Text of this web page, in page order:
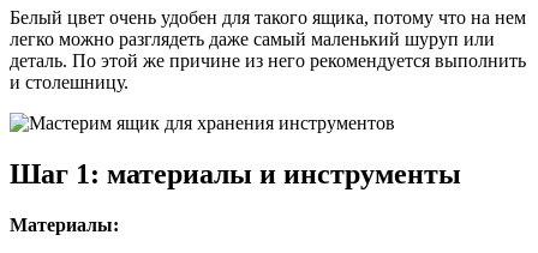
Белый цвет очень удобен для такого ящика, потому что на нем
легко можно разглядеть даже самый маленький шуруп или
деталь. По этой же причине из него рекомендуется выполнить
и столешницу.
Шаг 1: материалы и инструменты
Материалы: